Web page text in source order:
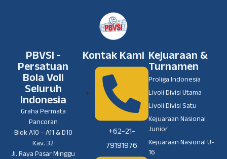
PBVSI -
Persatuan
Bola Voli
Seluruh
Indonesia
Graha Permata
Pancoran
Blok A10 – A11 & D10
Kav. 32
Jl. Raya Pasar Minggu
Kontak Kami
+62-21-
79191976
Kejuaraan &
Turnamen
Proliga Indonesia
Livoli Divisi Utama
Livoli Divisi Satu
Kejuaraan Nasional
Junior
Kejuaraan Nasional U-
16